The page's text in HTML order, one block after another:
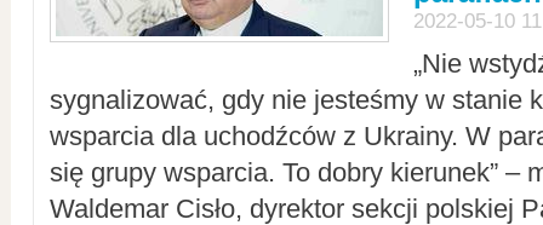
2022-05-10
„Nie
sygnalizować, gdy nie jesteśmy w stanie
wsparcia dla uchodźców z Ukrainy. W
się grupy wsparcia. To dobry kierunek” –
Waldemar Cisło, dyrektor sekcji polskiej